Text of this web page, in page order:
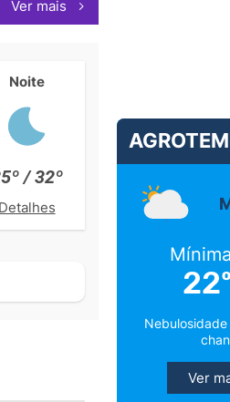
Ver mais
Noite
/ 32º
Detalhes
Mínima
22º
Ver